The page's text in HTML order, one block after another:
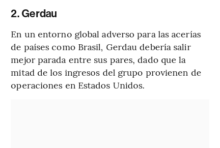
2. Gerdau
En un entorno global adverso para las acerías
de países como Brasil, Gerdau debería salir
mejor parada entre sus pares, dado que la
mitad de los ingresos del grupo provienen de
operaciones en Estados Unidos.